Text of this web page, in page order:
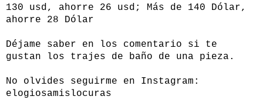
130 usd, ahorre 26 usd; Más de 140 Dólar,
ahorre 28 Dólar
Déjame saber en los comentario si te
gustan los trajes de baño de una pieza.
No olvides seguirme en Instagram:
elogiosamislocuras